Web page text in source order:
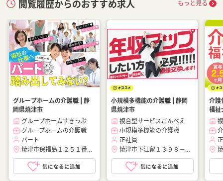
ちらも多数紹介できますので、お気軽にご相談ください。
■未経験者歓迎の職場もご相談可能です。
「営業・事務・販売・受付・総務・人事・企画・管理・公務員・不
動産・金融・旅行・観光・飲食・コンビニ」など様々なバックグラ
ウンドをお持ちの方も大歓迎ですのでお気軽にご相談ください。
■ハローワークや、大手求人サイトの「フロム・エー・ナビ、タウ
ンワーク、an、イーアイデム、バイトル、エン転職、DODA、リク
ナビ、マイナビ」にも掲載されていない求人も多数ご紹介できま
す。
■「介護職員（施設系、通所系、訪問系）、看護師・准看護師、看
護助手、ケアマネージャー、リハビリ・機能訓練職、生活相談員
閲覧履歴からのおすすめ求人 もっと見る
グループホームの介護職 | 静
岡県焼津市
グループホームすきっぷ
グループホームの介護職
パート
焼津市保福島１２５１番地西焼津駅（車 5分）
気になるに追加
小規模多機能の介護職 | 静岡
県焼津市
複合型サービスごんべえ
小規模多機能の介護職
正社員
焼津市下江留１３９８－１藤枝駅（車 15分）
気になるに追加
介護
福祉